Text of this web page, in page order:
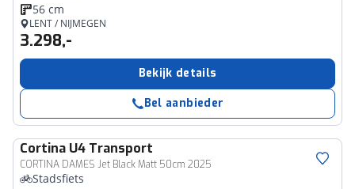
56 cm
LENT / NIJMEGEN
3.298,-
Bekijk details
Bel aanbieder
Cortina U4 Transport
CORTINA DAMES Jet Black Matt 50cm 2025
Stadsfiets